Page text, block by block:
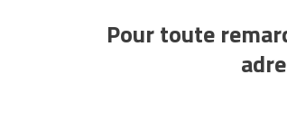
Pour toute